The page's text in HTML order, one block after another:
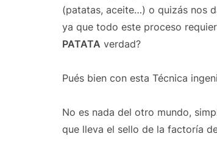
(patatas, aceite…) o quizás nos
ya que todo este proceso
PATATA verdad?
Pués bien con esta Técnica
No es nada del otro mundo,
que lleva el sello de la factoría